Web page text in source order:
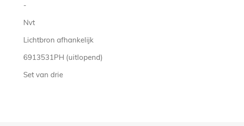
-
Nvt
Lichtbron afhankelijk
6913531PH (uitlopend)
Set van drie